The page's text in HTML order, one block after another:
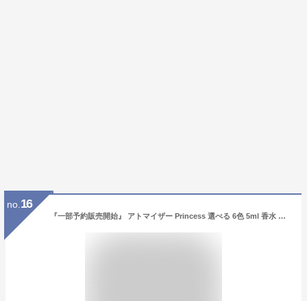
no. 16
『一部予約販売開始』 アトマイザー Princess 選べる 6色 5ml 香水 携帯 アトマイザー香水 アルコール オシャレ かわいい 高級感 詰め替えボトル ミニボトル ボトル 旅行 コンパクト スタンド 持ち運び 父の日 プレゼント ギフト